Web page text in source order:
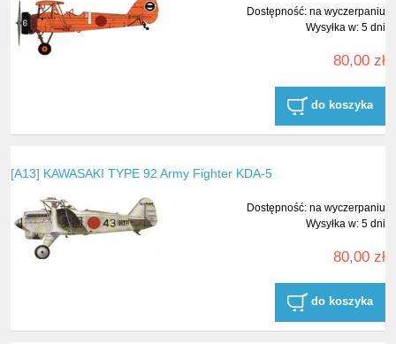
Dostępność: na wyczerpaniu
Wysyłka w: 5 dni
80,00 zł
do koszyka
[A13] KAWASAKI TYPE 92 Army Fighter KDA-5
Dostępność: na wyczerpaniu
Wysyłka w: 5 dni
80,00 zł
do koszyka